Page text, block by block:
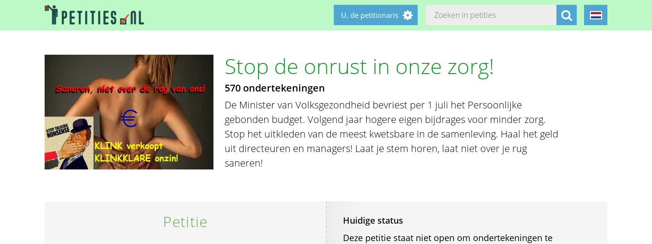
U, de petitionaris
Stop de onrust in onze zorg!
570 ondertekeningen
De Minister van Volksgezondheid bevriest per 1 juli het Persoonlijke
gebonden budget. Volgend jaar hogere eigen bijdrages voor minder zorg.
Stop het uitkleden van de meest kwetsbare in de samenleving. Haal het geld
uit directeuren en managers! Laat je stem horen, laat niet over je rug
saneren!
Petitie
Huidige status
Deze petitie staat niet open om ondertekeningen te